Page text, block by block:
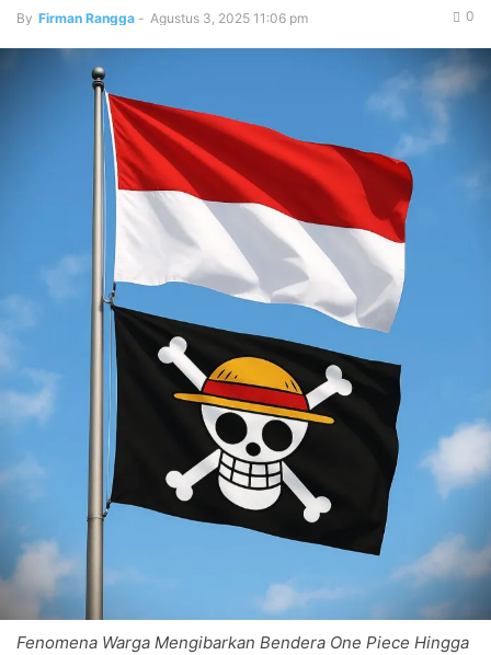
By Firman Rangga - Agustus 3, 2025 11:06 pm 0
Fenomena Warga Mengibarkan Bendera One Piece Hingga